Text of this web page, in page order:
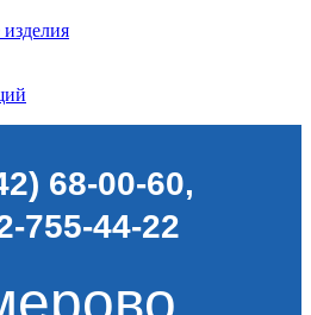
68-00-60,
755-44-22